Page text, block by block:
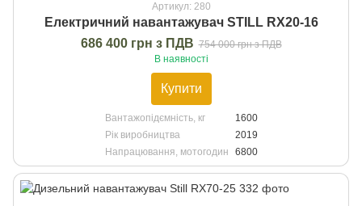
Артикул: 280
Електричний навантажувач STILL RX20-16
686 400 грн з ПДВ 754 000 грн з ПДВ
В наявності
Купити
Вантажопідємність, кг
1600
Рік виробництва
2019
Напрацювання, мотогодин
6800